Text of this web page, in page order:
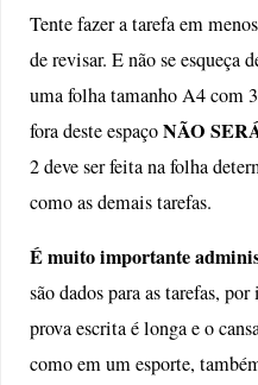
Tente fazer a tarefa em
de revisar. E não se esqueça
uma folha tamanho A4 com
fora deste espaçoNÃO
2 deve ser feita na folha
como as demais tarefas.
É muito importante
são dados para as tarefas,
prova escrita é longa e o
como em um esporte,